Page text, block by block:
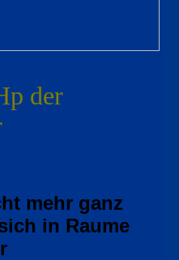
der
mehr ganz
in Raume